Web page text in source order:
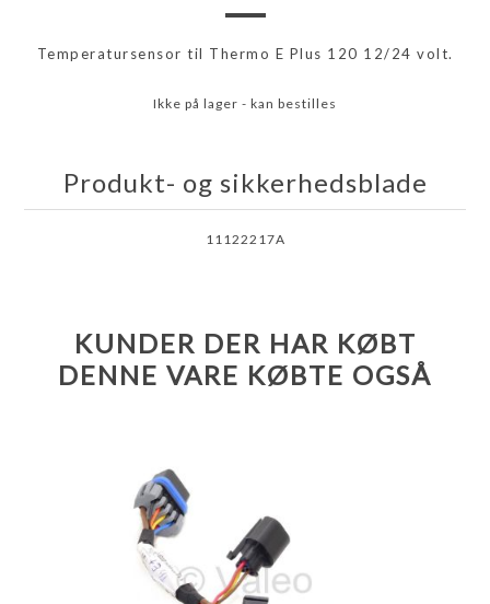
Temperatursensor til Thermo E Plus 120 12/24 volt.
Ikke på lager - kan bestilles
Produkt- og sikkerhedsblade
11122217A
KUNDER DER HAR KØBT
DENNE VARE KØBTE OGSÅ